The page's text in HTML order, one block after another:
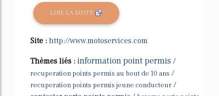
LIRE LA SUITE
Site : http://www.motoservices.com
Thèmes liés : information point permis /
recuperation points permis au bout de 10 ans /
recuperation points permis jeune conducteur /